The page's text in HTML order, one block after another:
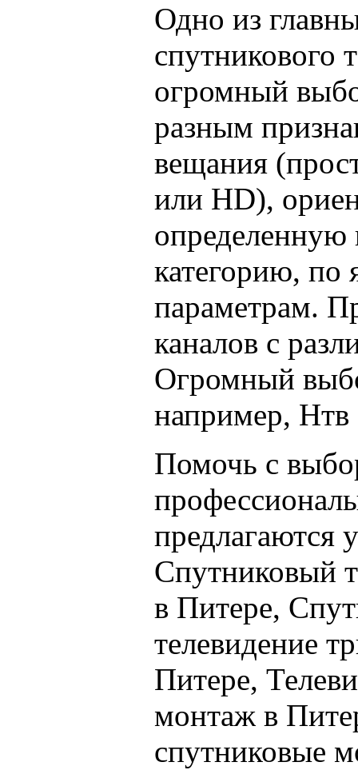
Одно из
спутникового
огромный
разным
вещания
или HD),
определенную
категорию, по
параметрам.
каналов с
Огромный
например,
Помочь с
предлагаются
Спутниковый
в Питере,
телевидение
Питере,
монтаж в
спутниковые